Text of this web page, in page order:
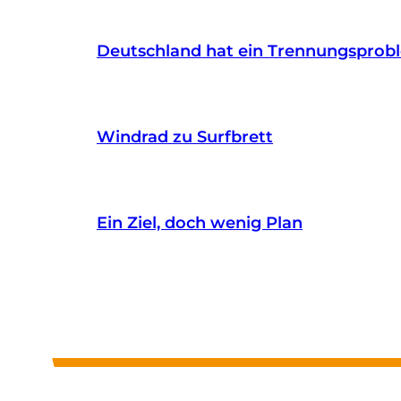
Deutschland hat ein
Windrad zu Surfbrett
Ein Ziel, doch wenig Plan